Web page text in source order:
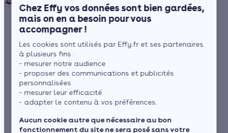
Chez Effy vos données sont bien gardées,
mais on en a besoin pour vous
accompagner !
Les cookies sont utilisés par Effy.fr et ses partenaires
à plusieurs fins :
- mesurer notre audience
- proposer des communications et publicités
personnalisées
- mesurer leur efficacité
- adapter le contenu à vos préférences.
Aucun cookie autre que nécessaire au bon
fonctionnement du site ne sera posé sans votre
Notre équipe
Rejoignez-nous Presse
Murs
Sols
Comment effectuer
l’entretien de sa
pompe à chaleur air-
air ?